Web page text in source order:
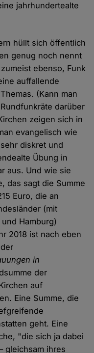
jahrhundertealte
hüllt sich öffentlich
genug noch nennt
ebenso, Funk
auffallende
(Kann man
darüber
zeigen sich in
evangelisch wie
diskret und
Übung in
aus. Und wie sie
das sagt die Summe
Euro, die an
(mit
Hamburg)
2018 ist nach eben
in
der
auf
Eine Summe, die
geht. Eine
"die sich ja dabei
gleichsam ihres